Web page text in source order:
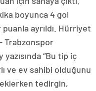
boyunca 4 gol
ayrıldı. Hürriyet
Trabzonspor
yazısında “Bu tip iç
ve ev sahibi olduğunu
tedirgin,